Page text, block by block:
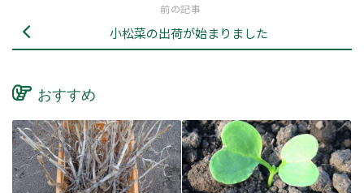
前の記事
小松菜の出荷が始まりました
おすすめ